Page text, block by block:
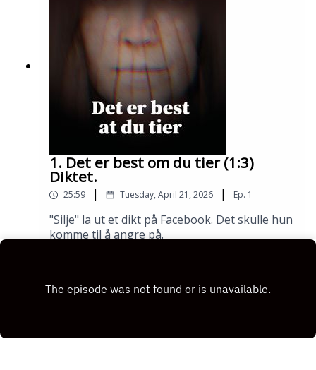
1. Det er best om du tier (1:3)
Diktet.
25:59 | Tuesday, April 21, 2026 | Ep. 1
"Silje" la ut et dikt på Facebook. Det skulle hun
komme til å angre på.